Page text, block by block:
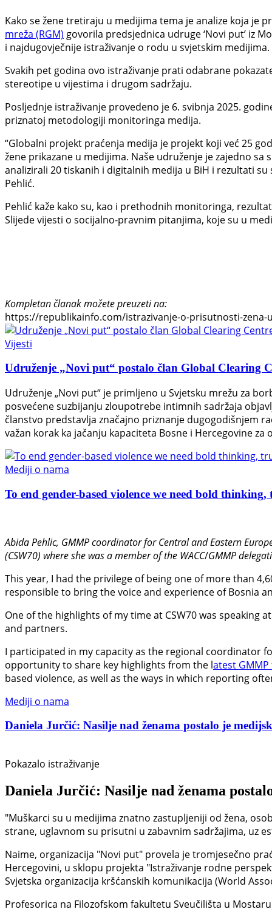
Kako se žene tretiraju u medijima tema je analize koja je
mreža (RGM) govorila predsjednica udruge ‘Novi put’ iz
i najdugovječnije istraživanje o rodu u svjetskim medijima.
Svakih pet godina ovo istraživanje prati odabrane
stereotipe u vijestima i drugom sadržaju.
Posljednje istraživanje provedeno je 6. svibnja 2025.
priznatoj metodologiji monitoringa medija.
“Globalni projekt praćenja medija je projekt koji već 25
žene prikazane u medijima. Naše udruženje je zajedno
analizirali 20 tiskanih i digitalnih medija u BiH i rezultati
Pehlić.
Pehlić kaže kako su, kao i prethodnih monitoringa,
Slijede vijesti o socijalno-pravnim pitanjima, koje su u
Kompletan članak možete preuzeti na:
https://republikainfo.com/istrazivanje-o-prisutnosti-
Vijesti
Udruženje „Novi put“ postalo član Global Clearing
Udruženje „Novi put“ je primljeno u Svjetsku mrežu za
posvećene suzbijanju zloupotrebe intimnih sadržaja
članstvo predstavlja značajno priznanje dugogodišnjem
važan korak ka jačanju kapaciteta Bosne i Hercegovine
Mediji o nama
To end gender-based violence we need bold
Abida Pehlic, GMMP coordinator for Central and Eastern
(CSW70) where she was a member of the WACC/GMMP
This year, I had the privilege of being one of more than
responsible to bring the voice and experience of Bosnia
One of the highlights of my time at CSW70 was speaking
and partners.
I participated in my capacity as the regional coordinator
opportunity to share key highlights from the latest
based violence, as well as the ways in which reporting
Mediji o nama
Daniela Jurčić: Nasilje nad ženama postalo je
Pokazalo istraživanje
Daniela Jurčić: Nasilje nad ženama
"Muškarci su u medijima znatno zastupljeniji od žena,
strane, uglavnom su prisutni u zabavnim sadržajima, uz
Naime, organizacija "Novi put" provela je tromjesečno
Hercegovini, u sklopu projekta "Istraživanje rodne
Svjetska organizacija kršćanskih komunikacija (World
Profesorica na Filozofskom fakultetu Sveučilišta u